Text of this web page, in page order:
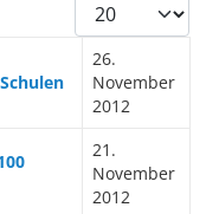
26.
November
2012
21.
November
2012